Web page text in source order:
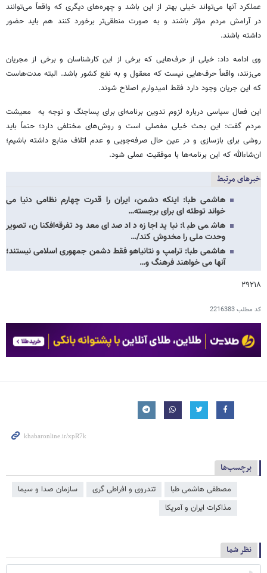
عملکرد آنها می‌تواند خیلی بهتر از این باشد و چهره‌های دیگری که واقعاً می‌توانند
در آرامش مردم مؤثر باشند و به صورت منطقی‌تر برخورد کنند هم باید حضور
داشته باشند.
وی ادامه داد: خیلی از حرف‌هایی که برخی از این کارشناسان و برخی از مجریان
می‌زنند، واقعاً حرف‌هایی نیست که معقول و به نفع کشور باشد. البته مدت‌هاست
که این جریان وجود دارد فقط امیدوارم اصلاح شوند.
این فعال سیاسی درباره لزوم تدوین برنامه‌ای برای پساجنگ و توجه به معیشت
مردم گفت: این بحث خیلی مفصلی است و روش‌های مختلفی دارد؛ حتماً باید
روشی برای بازسازی و در عین حال صرفه‌جویی و عدم اتلاف منابع داشته باشیم؛
ان‌شاءالله که این برنامه‌ها با موفقیت عملی شود.
خبرهای مرتبط
هاشمی طبا: اینکه دشمن، ایران را قدرت چهارم نظامی دنیا می
خواند توطئه ای برای برجسته…
هاشمی طبا: نباید اجازه داد صدای معدود تفرقه‌افکنان، تصویر
وحدت ملی را مخدوش کند/…
هاشمی طبا: ترامپ و نتانیاهو فقط دشمن جمهوری اسلامی نیستند؛
آنها می خواهند فرهنگ و…
۲۹۲۱۸
کد مطلب2216383
برچسب‌ها
مصطفی هاشمی طبا تندروی و افراطی گری
سازمان صدا و سیما
مذاکرات ایران و آمریکا
نظر شما